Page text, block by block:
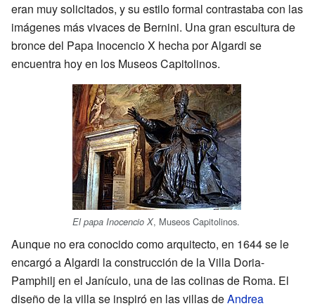
eran muy solicitados, y su estilo formal contrastaba con las
imágenes más vivaces de Bernini. Una gran escultura de
bronce del Papa Inocencio X hecha por Algardi se
encuentra hoy en los Museos Capitolinos.
El papa Inocencio X, Museos Capitolinos.
Aunque no era conocido como arquitecto, en 1644 se le
encargó a Algardi la construcción de la Villa Doria-
Pamphilj en el Janículo, una de las colinas de Roma. El
diseño de la villa se inspiró en las villas deAndrea